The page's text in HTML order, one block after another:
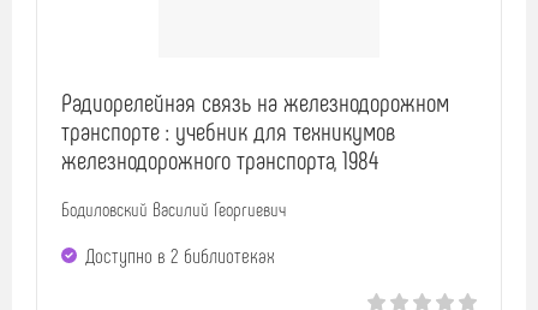
Радиорелейная связь на железнодорожном
транспорте : учебник для техникумов
железнодорожного транспорта, 1984
Бодиловский Василий Георгиевич
Доступно в 2 библиотеках